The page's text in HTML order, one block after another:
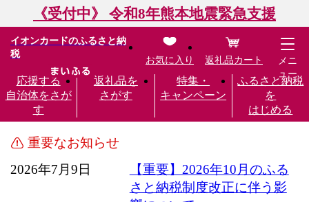
《受付中》 令和8年熊本地震緊急支援
イオンカードのふるさと納
税
応援する
自治体をさが
す
返礼品を
さがす
特集・
キャンペーン
ふるさと納税
を
はじめる
お気に入り 返礼品カート
メニ
ュー
重要なお知らせ
2026年7月9日
【重要】2026年10月のふる
さと納税制度改正に伴う影